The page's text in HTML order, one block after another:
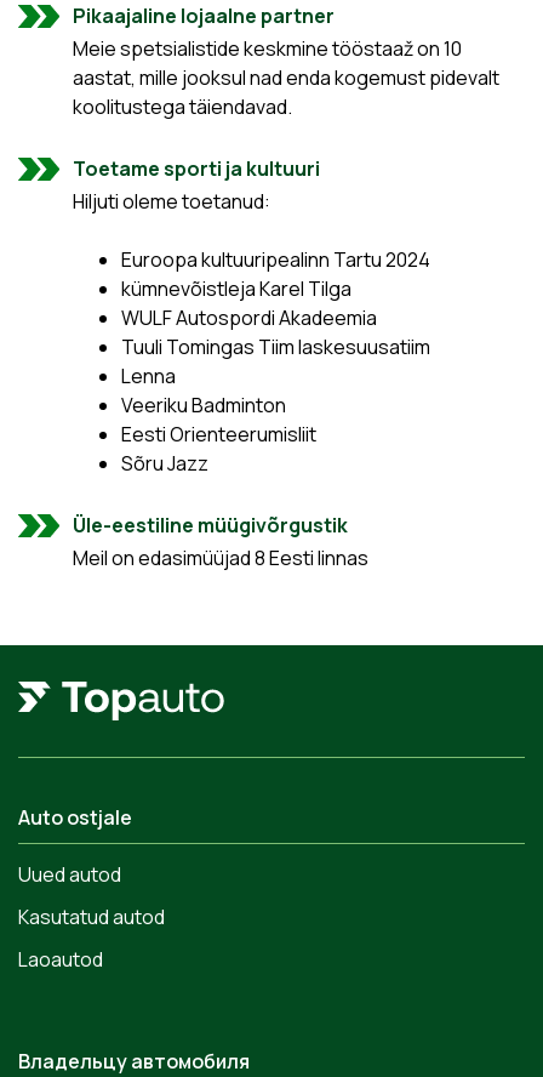
Pikaajaline lojaalne partner
Meie spetsialistide keskmine tööstaaž on 10
aastat, mille jooksul nad enda kogemust pidevalt
koolitustega täiendavad.
Toetame sporti ja kultuuri
Hiljuti oleme toetanud:
Euroopa kultuuripealinn Tartu 2024
kümnevõistleja Karel Tilga
WULF Autospordi Akadeemia
Tuuli Tomingas Tiim laskesuusatiim
Lenna
Veeriku Badminton
Eesti Orienteerumisliit
Sõru Jazz
Üle-eestiline müügivõrgustik
Meil on edasimüüjad 8 Eesti linnas
Auto ostjale
Uued autod
Kasutatud autod
Laoautod
Владельцу автомобиля